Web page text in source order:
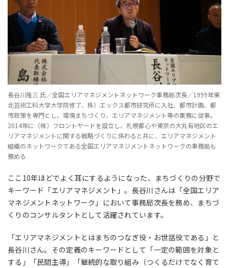
長谷川隆三 氏／全国エリアマネジメントネットワーク事務局次長／1999年東
北芸術工科大学大学院修了、株）エックス都市研究所に入社、都市計画、都
市政策を専門とし、環境まちづくり、エリアマネジメント等の業務に従事。
2014年に（株）フロントヤードを設立し、札幌都心や東京の大丸有地区のエ
リアマネジメントに関する戦略づくりに係わると共に、エリアマネジメント
組織のネットワークである全国エリアマネジメントネットワークの事務局も
務める
ここ10年ほどでよく耳にするようになった、まちづくりの分野で
キーワード「エリアマネジメント」。長谷川さんは「全国エリア
マネジメントネットワーク」において事務局次長を務め、まちづ
くりのコンサルタントとして活躍されています。
「エリアマネジメントとはまちのつなぎ役・お世話役である」と
長谷川さん。その定義のキーワードとして「一定の範囲を対象と
する」「民間主導」「継続的な取り組み（つくるだけでなく育て